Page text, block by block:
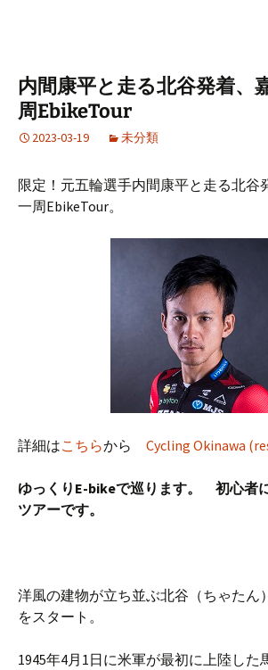
内間康平と走る北谷発着、
周EbikeTour
2023-03-19 未分類
限定！元五輪選手内間康平と走る北谷
一周EbikeTour。
詳細はこちらから Cycling Okinawa
ゆっくりE-bikeで巡ります。 初心者
ツアーです。
洋風の建物が立ち並ぶ北谷（ちゃたん
をスタート。
1945年4月1日に米軍が最初に上陸した